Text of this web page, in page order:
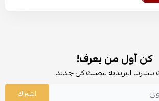
كن أول من يعرف!
بنشرتنا البريدية ليصلك كل جديد.
اشترك